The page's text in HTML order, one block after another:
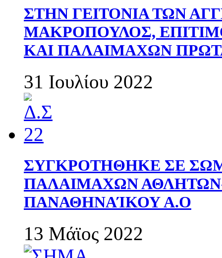
ΣΤΗΝ ΓΕΙΤΟΝΙΑ ΤΩΝ
ΜΑΚΡΟΠΟΥΛΟΣ,
ΚΑΙ ΠΑΛΑΙΜΑΧΩΝ
31 Ιουλίου 2022
ΣΥΓΚΡΟΤΗΘΗΚΕ ΣΕ
ΠΑΛΑΙΜΑΧΩΝ
ΠΑΝΑΘΗΝΑΊΚΟΥ Α.Ο
13 Μάϊος 2022